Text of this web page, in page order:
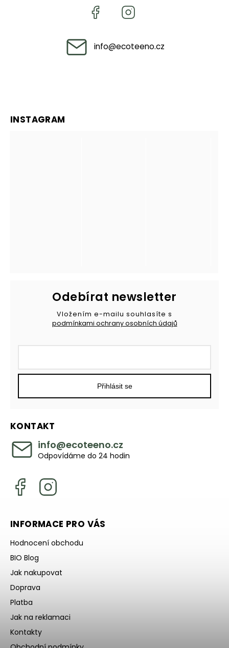
info@ecoteeno.cz
INSTAGRAM
KONTAKT
info@ecoteeno.cz
Odpovídáme do 24 hodin
Odebírat newsletter
Vložením e-mailu souhlasíte s
podmínkami ochrany osobních údajů
Přihlásit se
INFORMACE PRO VÁS
Hodnocení obchodu
BIO Blog
Jak nakupovat
Doprava
Platba
Jak na reklamaci
Kontakty